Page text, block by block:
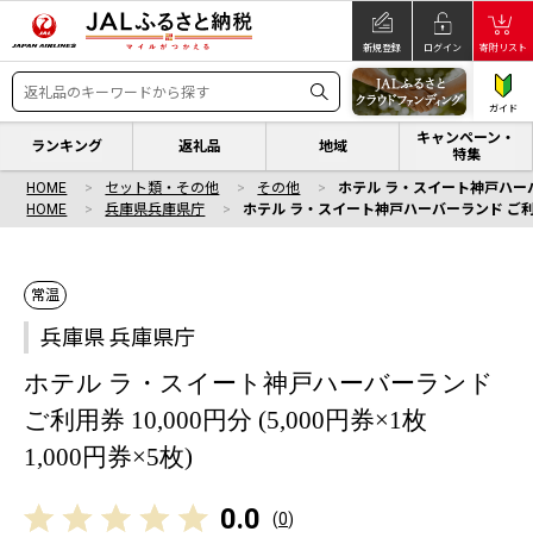
新規登録 ログイン 寄附リスト
ガイド
ランキング 返礼品 地域
キャンペーン・
特集
HOME セット類・その他 その他
ホテル ラ・スイート神戸ハ
HOME
兵庫県兵庫県庁 ホテル ラ・スイート神戸ハーバーランド
常温
兵庫県 兵庫県庁
ホテル ラ・スイート神戸ハーバーランド
ご利用券 10,000円分 (5,000円券×1枚
1,000円券×5枚)
0.0 (0)